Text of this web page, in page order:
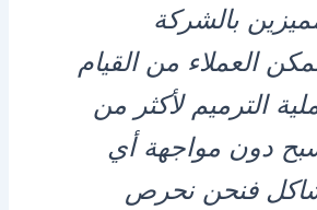
بالشركة
العملاء من القيام
الترميم لأكثر من
دون مواجهة أي
فنحن نحرص